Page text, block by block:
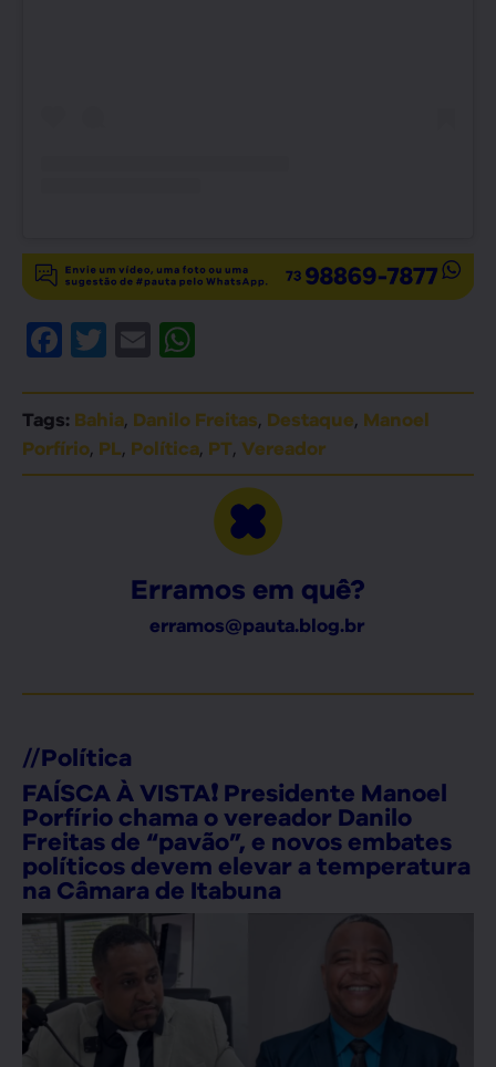
Facebook
Twitter
Email
Tags: Bahia, Danilo Freitas, Destaque, Manoel
Porfírio, PL, Política, PT, Vereador
Erramos em quê?
erramos@pauta.blog.br
//Política
FAÍSCA À VISTA❗ Presidente Manoel
Porfírio chama o vereador Danilo
Freitas de “pavão”, e novos embates
políticos devem elevar a temperatura
na Câmara de Itabuna